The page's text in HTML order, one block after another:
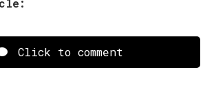
Click to comment